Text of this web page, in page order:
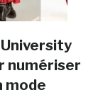
University
numériser
mode